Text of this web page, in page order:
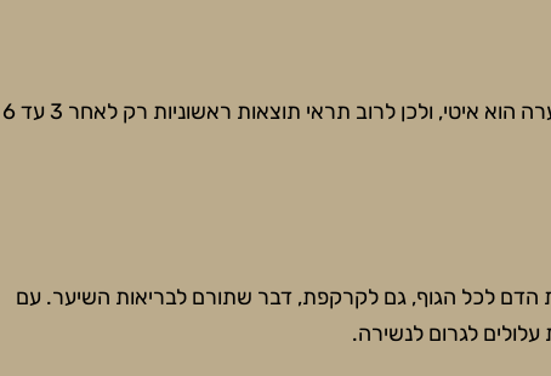
סבלנות היא שם המשחק. מחזור צמיחת השערה הוא איטי, ולכן לרוב תראי תוצאות ראשוניות רק לאחר 3 עד 6
הדם לכל הגוף, גם לקרקפת, דבר שתורם לבריאות השיער. עם
עלולים לגרום לנשירה.